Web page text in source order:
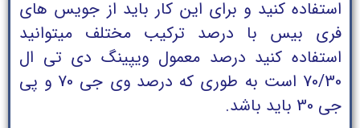
استفاده کنید و برای این کار باید از جویس های
فری بیس با درصد ترکیب مختلف میتوانید
استفاده کنید درصد معمول ویپینگ دی تی ال
70/30 است به طوری که درصد وی جی 70 و پی
جی 30 باید باشد.